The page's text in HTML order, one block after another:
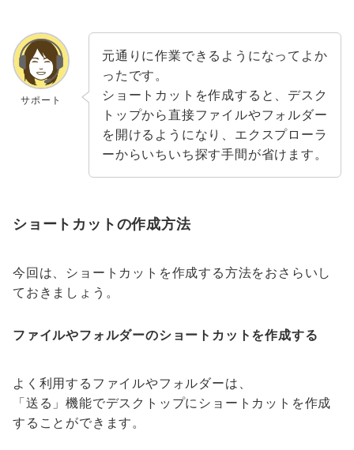
サポート
元通りに作業できるようになってよか
ったです。
ショートカットを作成すると、デスク
トップから直接ファイルやフォルダー
を開けるようになり、エクスプローラ
ーからいちいち探す手間が省けます。
ショートカットの作成方法
今回は、ショートカットを作成する方法をおさらいし
ておきましょう。
ファイルやフォルダーのショートカットを作成する
よく利用するファイルやフォルダーは、
「送る」機能でデスクトップにショートカットを作成
することができます。